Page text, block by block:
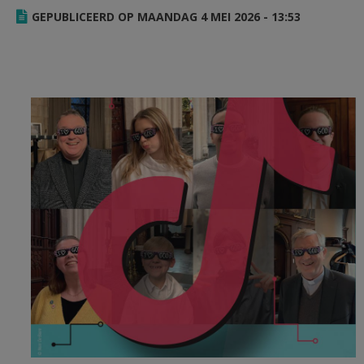
AANMELDEN OF REGISTREREN
GEPUBLICEERD OP MAANDAG 4 MEI 2026 - 13:53
ter.jpg